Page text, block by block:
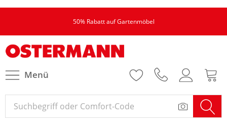
50% Rabatt auf Gartenmöbel
Menü